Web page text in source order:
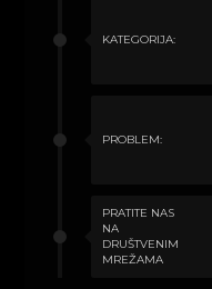
KATEGORIJA:
PROBLEM:
PRATITE NAS
NA
DRUŠTVENIM
MREŽAMA